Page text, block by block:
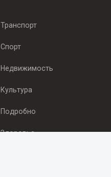
Транспорт
Спорт
Недвижимость
Культура
Подробно
Здоровье